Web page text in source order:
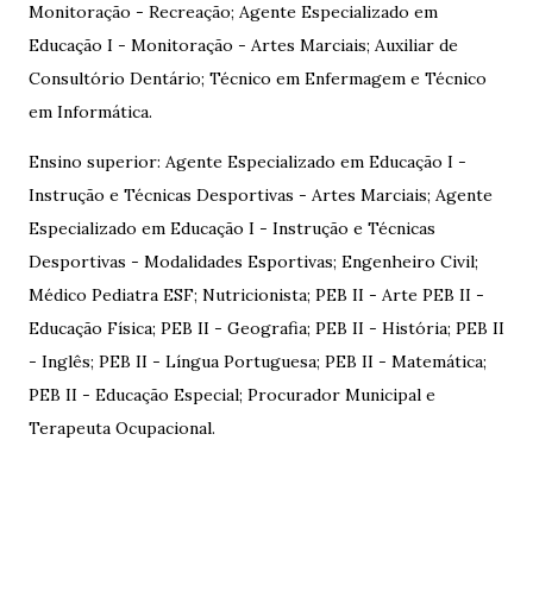
Monitoração - Recreação; Agente Especializado em
Educação I - Monitoração - Artes Marciais; Auxiliar de
Consultório Dentário; Técnico em Enfermagem e Técnico
em Informática.
Ensino superior: Agente Especializado em Educação I -
Instrução e Técnicas Desportivas - Artes Marciais; Agente
Especializado em Educação I - Instrução e Técnicas
Desportivas - Modalidades Esportivas; Engenheiro Civil;
Médico Pediatra ESF; Nutricionista; PEB II - Arte PEB II -
Educação Física; PEB II - Geografia; PEB II - História; PEB II
- Inglês; PEB II - Língua Portuguesa; PEB II - Matemática;
PEB II - Educação Especial; Procurador Municipal e
Terapeuta Ocupacional.